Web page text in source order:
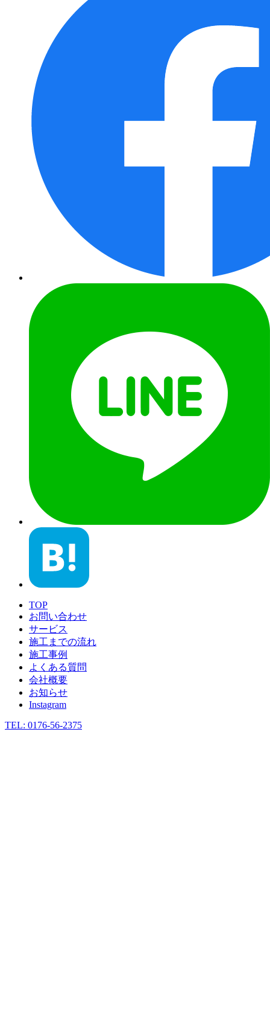
TOP
お問い合わせ
サービス
施工までの流れ
施工事例
よくある質問
会社概要
お知らせ
Instagram
TEL: 0176-56-2375